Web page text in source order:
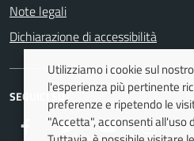
Note legali
Dichiarazione di accessibilità
SEGUICI SU
FacebookTwitter Youtube
Utilizziamo i cookie sul
l'esperienza più pertinente
preferenze e ripetendo le
"Accetta", acconsenti all'uso